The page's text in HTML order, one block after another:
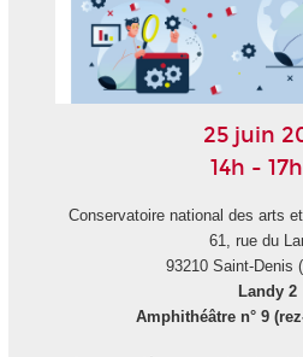
25 juin
14h -
Conservatoire national des arts
61, rue du
93210 Saint-Denis
Landy 2
Amphithéâtre n° 9